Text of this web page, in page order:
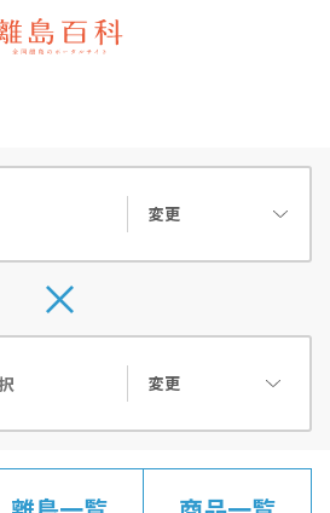
変更
変更